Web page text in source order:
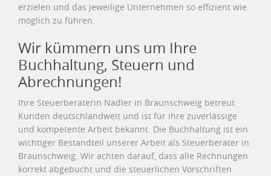
erzielen und das jeweilige Unternehmen so effizient wie
möglich zu führen.
Wir kümmern uns um Ihre
Buchhaltung, Steuern und
Abrechnungen!
Ihre Steuerberaterin Nadler in Braunschweig betreut
Kunden deutschlandweit und ist für ihre zuverlässige
und kompetente Arbeit bekannt. Die Buchhaltung ist ein
wichtiger Bestandteil unserer Arbeit als Steuerberater in
Braunschweig. Wir achten darauf, dass alle Rechnungen
korrekt abgebucht und die steuerlichen Vorschriften